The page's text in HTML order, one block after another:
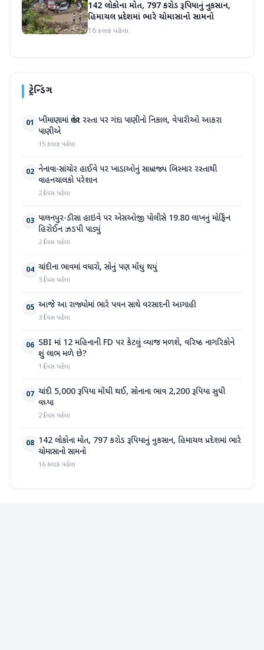
142 લોકોના મોત, 797 કરોડ રૂપિયાનું નુકસાન,
હિમાચલ પ્રદેશમાં ભારે ચોમાસાનો સામનો
16 કલાક પહેલા
ટ્રેન્ડિંગ
01 ખીમાણામાં જાહેર રસ્તા પર ગંદા પાણીનો નિકાલ, વેપારીઓ આકરા
પાણીએ
15 કલાક પહેલા
02 નેનાવા-સાંચોર હાઈવે પર ખાડાઓનું સામ્રાજ્ય બિસ્માર રસ્તાથી
વાહનચાલકો પરેશાન
2 દિવસ પહેલા
03 પાલનપુર-ડીસા હાઇવે પર એસઓજી પોલીસે 19.80 લાખનું મોર્ફિન
હિરોઈન ઝડપી પાડ્યું
2 દિવસ પહેલા
04 ચાંદીના ભાવમાં વધારો, સોનું પણ મોંઘુ થયું
3 દિવસ પહેલા
05 આજે આ રાજ્યોમાં ભારે પવન સાથે વરસાદની આગાહી
3 દિવસ પહેલા
06 SBI માં 12 મહિનાની FD પર કેટલું વ્યાજ મળશે, વરિષ્ઠ નાગરિકોને
શું લાભ મળે છે?
1 દિવસ પહેલા
07 ચાંદી 5,000 રૂપિયા મોંઘી થઈ, સોનાના ભાવ 2,200 રૂપિયા સુધી
વધ્યા
2 દિવસ પહેલા
08 142 લોકોના મોત, 797 કરોડ રૂપિયાનું નુકસાન, હિમાચલ પ્રદેશમાં ભારે
ચોમાસાનો સામનો
16 કલાક પહેલા